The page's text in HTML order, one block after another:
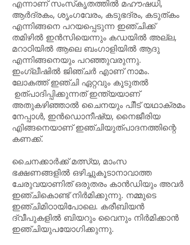
എന്നാണ് സംസ്‌കൃതത്തിൽ മഹൗഷധി,
ആർദ്രകം, ശൃംഗവേരം, കടുഭദ്രം, കടുത്കം
എന്നിങ്ങനെ പറയപ്പെടുന്ന ഇഞ്ചിക്ക്
തമിഴിൽ ഇൻസിയെന്നും കഡയിൽ അല്ല,
മറാഠിയിൽ ആലെ ബംഗാളിയിൽ ആദു
എന്നിങ്ങനെയും പറഞ്ഞുവരുന്നു.
ഇംഗ്ലീഷിൽ ജിഞ്ചർ എാണ് നാമം.
ലോകത്ത് ഇഞ്ചി ഏറ്റവും കൂടുതൽ
ഉത്പാദിപ്പിക്കുന്നത് ഇന്ത്യയാണ്
അതുകഴിഞ്ഞാൽ ചൈനയും പിീട് യഥാക്രമം
നേപ്പാൾ, ഇൻഡൊനീഷ്യ, നൈജീരിയ
എിങ്ങനെയാണ് ഇഞ്ചിയുത്പാദനത്തിന്റെ
കണക്ക്.
ചൈനക്കാർക്ക് മത്സ്യ, മാംസ
ഭക്ഷണങ്ങളിൽ ഒഴിച്ചുകൂടാനാവാത്ത
ചേരുവയാണിത് ഒരുതരം കാൻഡിയും അവർ
ഇഞ്ചികൊണ്ട് നിർമിക്കുന്നു. നമ്മുടെ
ഇഞ്ചിമിഠായിപോലെ. കരീബിയൻ
ദ്വീപുകളിൽ ബിയറും വൈനും നിർമിക്കാൻ
ഇഞ്ചിയുപയോഗിക്കുന്നു.